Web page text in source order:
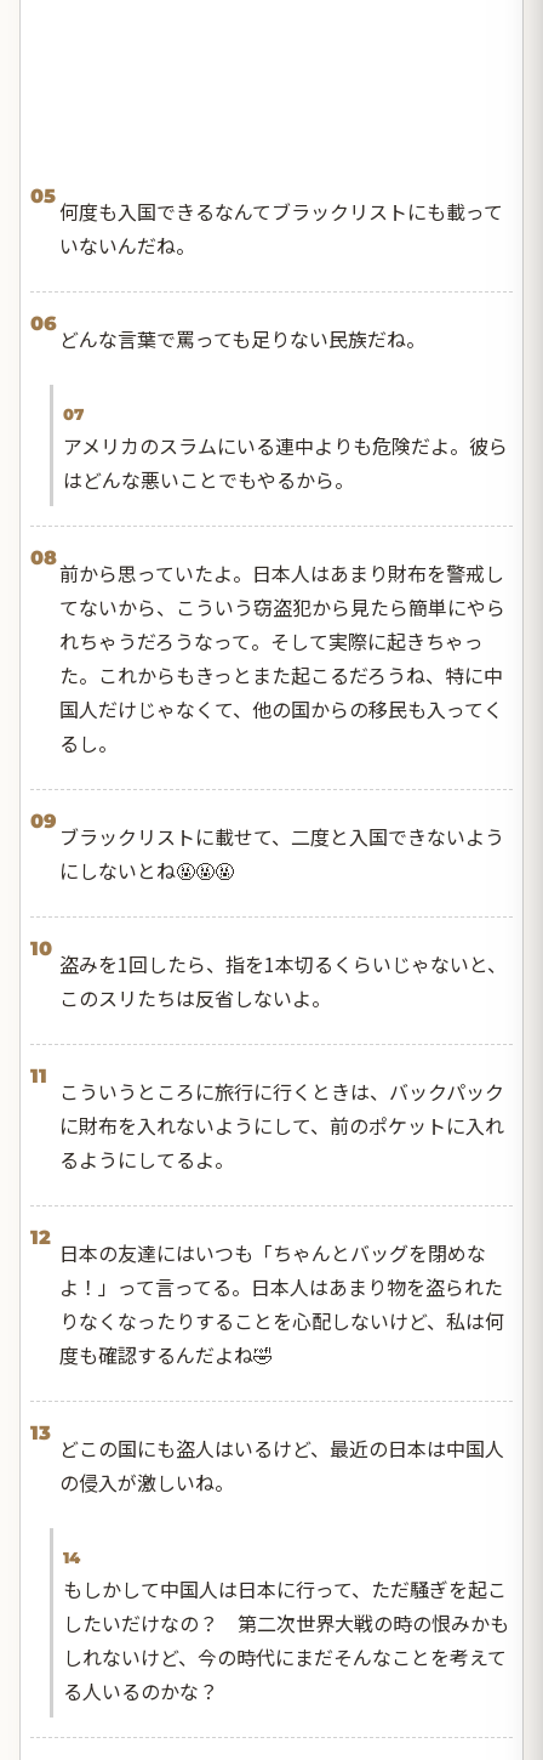
05
何度も入国できるなんてブラックリストにも載って
いないんだね。
06
どんな言葉で罵っても足りない民族だね。
07
アメリカのスラムにいる連中よりも危険だよ。彼ら
はどんな悪いことでもやるから。
08
前から思っていたよ。日本人はあまり財布を警戒し
てないから、こういう窃盗犯から見たら簡単にやら
れちゃうだろうなって。そして実際に起きちゃっ
た。これからもきっとまた起こるだろうね、特に中
国人だけじゃなくて、他の国からの移民も入ってく
るし。
09
ブラックリストに載せて、二度と入国できないよう
にしないとね🤬🤬🤬
10
盗みを1回したら、指を1本切るくらいじゃないと、
このスリたちは反省しないよ。
11
こういうところに旅行に行くときは、バックパック
に財布を入れないようにして、前のポケットに入れ
るようにしてるよ。
12
日本の友達にはいつも「ちゃんとバッグを閉めな
よ！」って言ってる。日本人はあまり物を盗られた
りなくなったりすることを心配しないけど、私は何
度も確認するんだよね🤣
13
どこの国にも盗人はいるけど、最近の日本は中国人
の侵入が激しいね。
14
もしかして中国人は日本に行って、ただ騒ぎを起こ
したいだけなの？ 第二次世界大戦の時の恨みかも
しれないけど、今の時代にまだそんなことを考えて
る人いるのかな？